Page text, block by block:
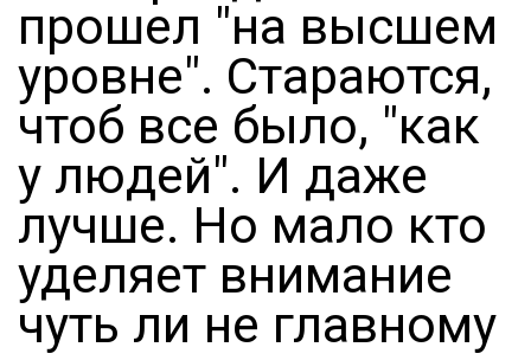
прошел "на высшем
уровне". Стараются,
чтоб все было, "как
у людей". И даже
лучше. Но мало кто
уделяет внимание
чуть ли не главному